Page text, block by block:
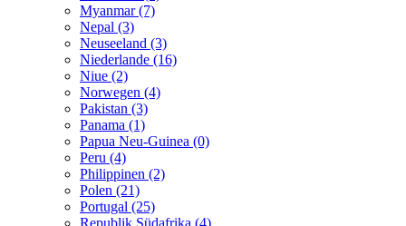
Myanmar (7)
Nepal (3)
Neuseeland (3)
Niederlande (16)
Niue (2)
Norwegen (4)
Pakistan (3)
Panama (1)
Papua Neu-Guinea (0)
Peru (4)
Philippinen (2)
Polen (21)
Portugal (25)
Republik Südafrika (4)